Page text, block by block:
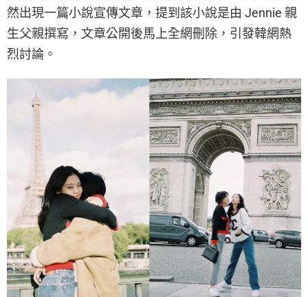
然出現一篇小說宣傳文章，提到該小說是由 Jennie 親
生父親撰寫，文章公開後馬上全網刪除，引發韓網熱
烈討論。